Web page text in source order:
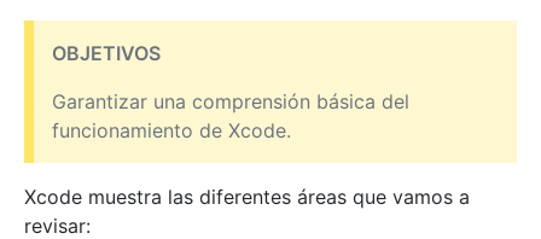
OBJETIVOS
Garantizar una comprensión básica del
funcionamiento de Xcode.
Xcode muestra las diferentes áreas que vamos a
revisar: